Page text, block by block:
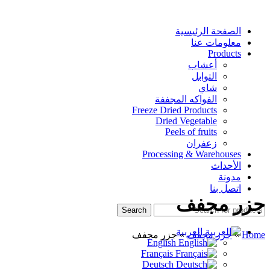
الصفحة الرئيسية
معلومات عنا
Products
أعشاب
التوابل
شاي
الفواكه المجففة
Freeze Dried Products
Dried Vegetable
Peels of fruits
زعفران
Processing & Warehouses
الأحداث
مدونة
اتصل بنا
Search
العربية
English
Français
Deutsch
جزر مجفف
Home
»جزر مجفف»جزر مجفف